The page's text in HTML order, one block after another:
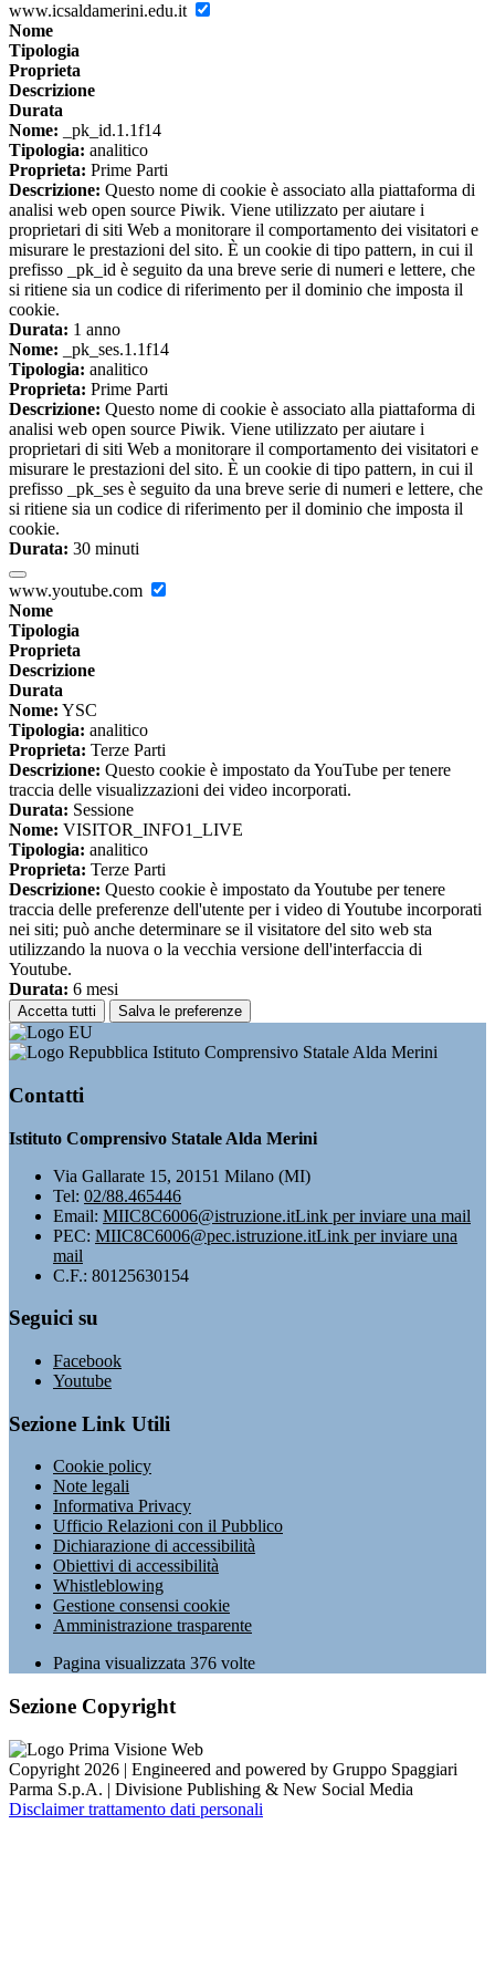
www.icsaldamerini.edu.it
Nome
Tipologia
Proprieta
Descrizione
Durata
Nome: _pk_id.1.1f14
Tipologia: analitico
Proprieta: Prime Parti
Descrizione: Questo nome di cookie è associato alla piattaforma di
analisi web open source Piwik. Viene utilizzato per aiutare i
proprietari di siti Web a monitorare il comportamento dei visitatori e
misurare le prestazioni del sito. È un cookie di tipo pattern, in cui il
prefisso _pk_id è seguito da una breve serie di numeri e lettere, che
si ritiene sia un codice di riferimento per il dominio che imposta il
cookie.
Durata: 1 anno
Nome: _pk_ses.1.1f14
Tipologia: analitico
Proprieta: Prime Parti
Descrizione: Questo nome di cookie è associato alla piattaforma di
analisi web open source Piwik. Viene utilizzato per aiutare i
proprietari di siti Web a monitorare il comportamento dei visitatori e
misurare le prestazioni del sito. È un cookie di tipo pattern, in cui il
prefisso _pk_ses è seguito da una breve serie di numeri e lettere, che
si ritiene sia un codice di riferimento per il dominio che imposta il
cookie.
Durata: 30 minuti
www.youtube.com
Nome
Tipologia
Proprieta
Descrizione
Durata
Nome: YSC
Tipologia: analitico
Proprieta: Terze Parti
Descrizione: Questo cookie è impostato da YouTube per tenere
traccia delle visualizzazioni dei video incorporati.
Durata: Sessione
Nome: VISITOR_INFO1_LIVE
Tipologia: analitico
Proprieta: Terze Parti
Descrizione: Questo cookie è impostato da Youtube per tenere
traccia delle preferenze dell'utente per i video di Youtube incorporati
nei siti; può anche determinare se il visitatore del sito web sta
utilizzando la nuova o la vecchia versione dell'interfaccia di
Youtube.
Durata: 6 mesi
Accetta tutti Salva le preferenze
Istituto Comprensivo Statale Alda Merini
Contatti
Istituto Comprensivo Statale Alda Merini
Via Gallarate 15, 20151 Milano (MI)
Tel: 02/88.465446
Email: MIIC8C6006@istruzione.itLink per inviare una mail
PEC: MIIC8C6006@pec.istruzione.itLink per inviare una
mail
C.F.: 80125630154
Seguici su
Facebook
Youtube
Sezione Link Utili
Cookie policy
Note legali
Informativa Privacy
Ufficio Relazioni con il Pubblico
Dichiarazione di accessibilità
Obiettivi di accessibilità
Whistleblowing
Gestione consensi cookie
Amministrazione trasparente
Pagina visualizzata 376 volte
Sezione Copyright
Copyright 2026 | Engineered and powered by Gruppo Spaggiari
Parma S.p.A. | Divisione Publishing & New Social Media
Disclaimer trattamento dati personali